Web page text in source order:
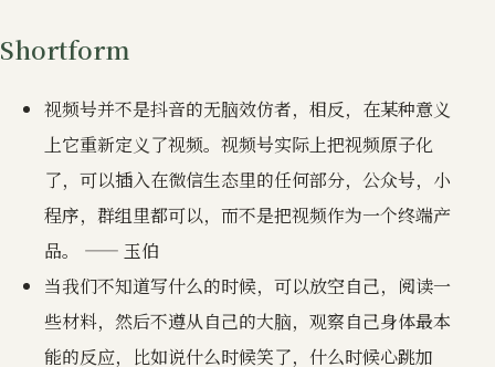
Shortform
视频号并不是抖音的无脑效仿者，相反，在某种意义
上它重新定义了视频。视频号实际上把视频原子化
了，可以插入在微信生态里的任何部分，公众号，小
程序，群组里都可以，而不是把视频作为一个终端产
品。 —— 玉伯
当我们不知道写什么的时候，可以放空自己，阅读一
些材料，然后不遵从自己的大脑，观察自己身体最本
能的反应，比如说什么时候笑了，什么时候心跳加